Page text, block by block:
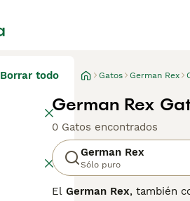
Borrar todo Gatos German Rex
German Rex
0 Gatos encontrados
German Rex
Sólo puro
El German Rex, también